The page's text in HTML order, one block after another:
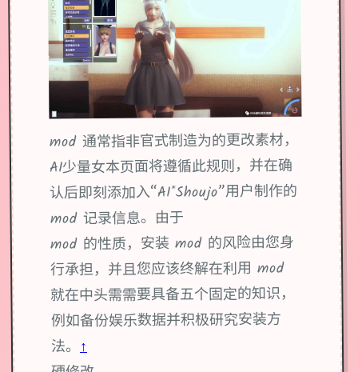
mod 通常指非官式制造为的更改素材，
AI少量女本页面将遵循此规则，并在确
认后即刻添加入“AI*Shoujo”用户制作的
mod 记录信息。由于
mod 的性质，安装 mod 的风险由您身
行承担，并且您应该终解在利用 mod
就在中头需需要具备五个固定的知识，
例如备份娱乐数据并积极研究安装方
法。↑